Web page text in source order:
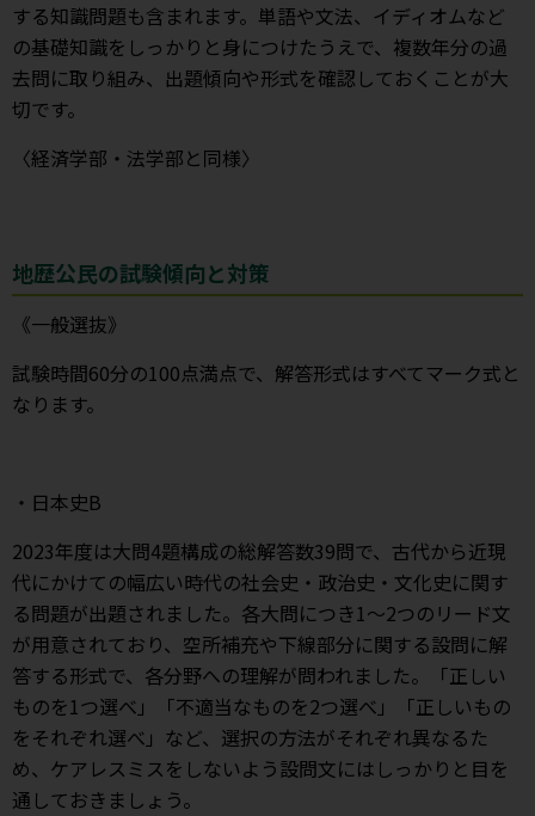
する知識問題も含まれます。単語や文法、イディオムなど
の基礎知識をしっかりと身につけたうえで、複数年分の過
去問に取り組み、出題傾向や形式を確認しておくことが大
切です。
〈経済学部・法学部と同様〉
地歴公民の試験傾向と対策
《一般選抜》
試験時間60分の100点満点で、解答形式はすべてマーク式と
なります。
・日本史B
2023年度は大問4題構成の総解答数39問で、古代から近現
代にかけての幅広い時代の社会史・政治史・文化史に関す
る問題が出題されました。各大問につき1～2つのリード文
が用意されており、空所補充や下線部分に関する設問に解
答する形式で、各分野への理解が問われました。「正しい
ものを1つ選べ」「不適当なものを2つ選べ」「正しいもの
をそれぞれ選べ」など、選択の方法がそれぞれ異なるた
め、ケアレスミスをしないよう設問文にはしっかりと目を
通しておきましょう。